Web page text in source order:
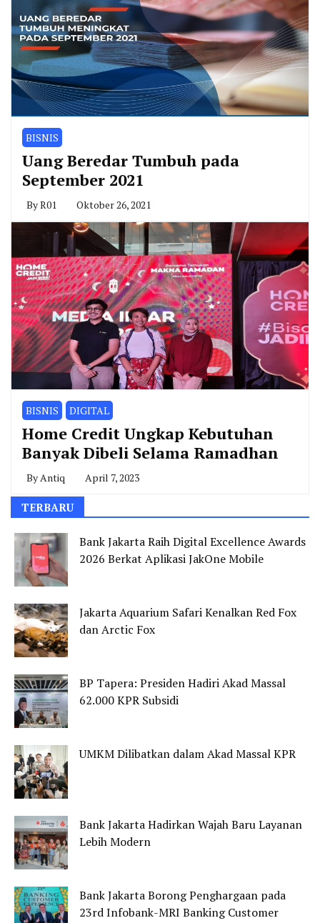
BISNIS
Uang Beredar Tumbuh pada
September 2021
ByR01 Oktober 26, 2021
BISNIS DIGITAL
Home Credit Ungkap Kebutuhan
Banyak Dibeli Selama Ramadhan
By Antiq April 7, 2023
TERBARU
Bank Jakarta Raih Digital Excellence Awards
2026 Berkat Aplikasi JakOne Mobile
Jakarta Aquarium Safari Kenalkan Red Fox
dan Arctic Fox
BP Tapera: Presiden Hadiri Akad Massal
62.000 KPR Subsidi
UMKM Dilibatkan dalam Akad Massal KPR
Bank Jakarta Hadirkan Wajah Baru Layanan
Lebih Modern
Bank Jakarta Borong Penghargaan pada
23rd Infobank-MRI Banking Customer